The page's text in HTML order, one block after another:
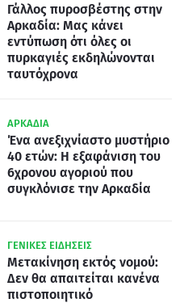
Γάλλος πυροσβέστης στην
Αρκαδία: Μας κάνει
εντύπωση ότι όλες οι
πυρκαγιές εκδηλώνονται
ταυτόχρονα
ΑΡΚΑΔΙΑ
Ένα ανεξιχνίαστο μυστήριο
40 ετών: Η εξαφάνιση του
6χρονου αγοριού που
συγκλόνισε την Αρκαδία
ΓΕΝΙΚΕΣ ΕΙΔΗΣΕΙΣ
Μετακίνηση εκτός νομού:
Δεν θα απαιτείται κανένα
πιστοποιητικό